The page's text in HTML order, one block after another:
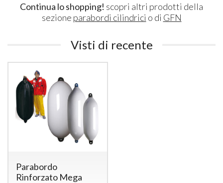
Continua lo shopping! scopri altri prodotti della
sezione parabordi cilindrici o di GFN
Visti di recente
Parabordo
Rinforzato Mega